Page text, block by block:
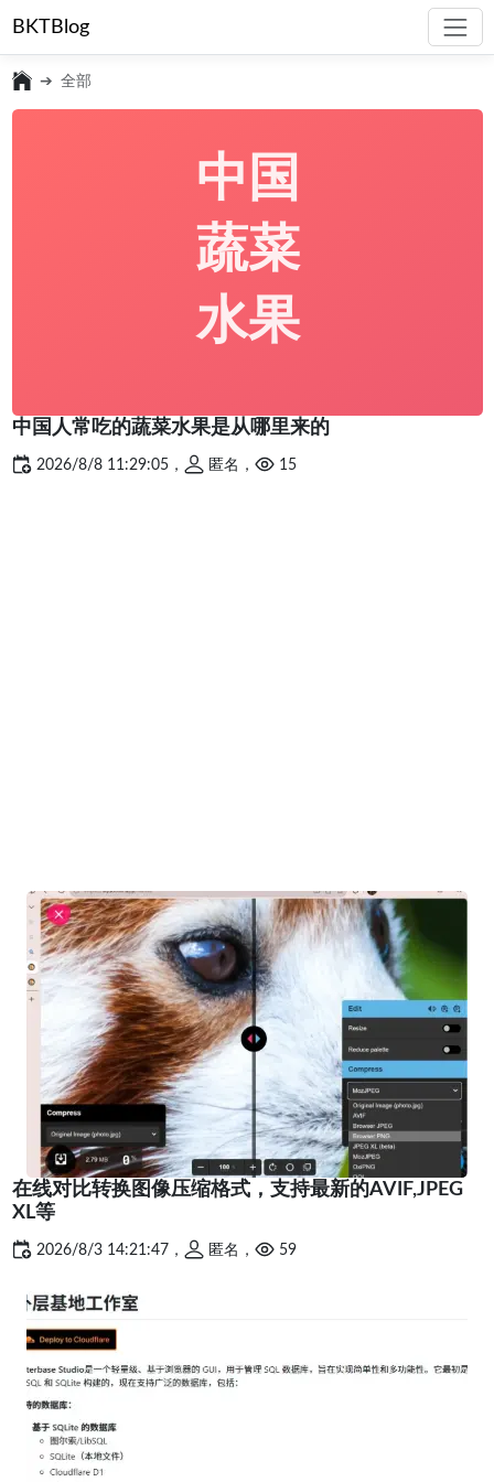
BKTBlog
全部
中国
蔬菜
水果
中国人常吃的蔬菜水果是从哪里来的
2026/8/8 11:29:05， 匿名， 15
在线对比转换图像压缩格式，支持最新的AVIF,JPEG
XL等
2026/8/3 14:21:47， 匿名， 59